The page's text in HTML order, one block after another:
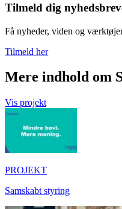
Tilmeld dig
Få nyheder, viden og
Tilmeld her
Mere indhold om
Vis projekt
PROJEKT
Samskabt styring